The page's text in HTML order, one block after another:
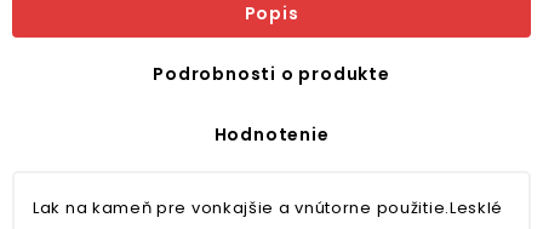
Popis
Podrobnosti o produkte
Hodnotenie
Lak na kameň pre vonkajšie a vnútorne použitie.Lesklé